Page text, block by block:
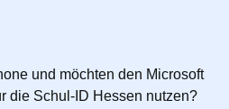
und möchten den Microsoft
die Schul-ID Hessen nutzen?